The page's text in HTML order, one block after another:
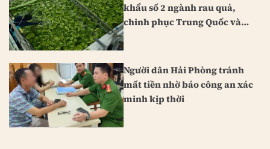
khẩu số 2 ngành rau quả,
chinh phục Trung Quốc và
Người dân Hải Phòng tránh
mất tiền nhờ báo công an xác
minh kịp thời